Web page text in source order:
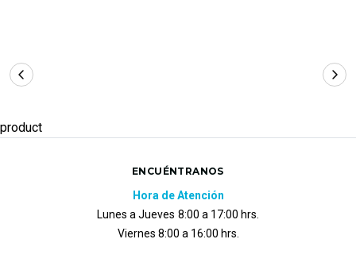
product
ENCUÉNTRANOS
Hora de Atención
Lunes a Jueves 8:00 a 17:00 hrs.
Viernes 8:00 a 16:00 hrs.